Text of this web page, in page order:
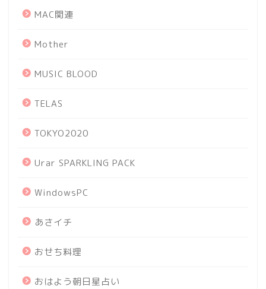
MAC関連
Mother
MUSIC BLOOD
TELAS
TOKYO2020
Urar SPARKLING PACK
WindowsPC
あさイチ
おせち料理
おはよう朝日星占い